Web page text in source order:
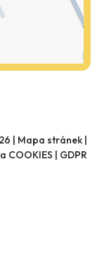
| Mapa stránek |
COOKIES | GDPR